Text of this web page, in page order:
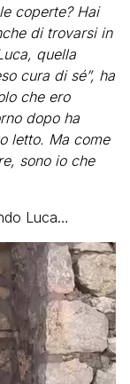
coperte? Hai
di trovarsi in
quella
cura di sé”, ha
che ero
dopo ha
letto. Ma come
sono io che
Luca…